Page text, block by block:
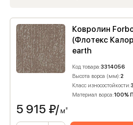
Ковролин
(Флотекс
earth
Код товара:3314056
Высота ворса (мм):2
Класс износостойкости:
Материал ворса:100%
5 915 ₽/м²